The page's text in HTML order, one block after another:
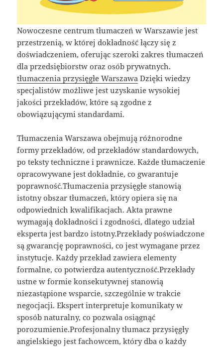
Nowoczesne centrum tłumaczeń w Warszawie jest
przestrzenią, w której dokładność łączy się z
doświadczeniem, oferując szeroki zakres tłumaczeń
dla przedsiębiorstw oraz osób prywatnych.
tłumaczenia przysięgłe Warszawa Dzięki wiedzy
specjalistów możliwe jest uzyskanie wysokiej
jakości przekładów, które są zgodne z
obowiązującymi standardami.
Tłumaczenia Warszawa obejmują różnorodne
formy przekładów, od przekładów standardowych,
po teksty techniczne i prawnicze. Każde tłumaczenie
opracowywane jest dokładnie, co gwarantuje
poprawność.Tłumaczenia przysięgłe stanowią
istotny obszar tłumaczeń, który opiera się na
odpowiednich kwalifikacjach. Akta prawne
wymagają dokładności i zgodności, dlatego udział
eksperta jest bardzo istotny.Przekłady poświadczone
są gwarancję poprawności, co jest wymagane przez
instytucje. Każdy przekład zawiera elementy
formalne, co potwierdza autentyczność.Przekłady
ustne w formie konsekutywnej stanowią
niezastąpione wsparcie, szczególnie w trakcie
negocjacji. Ekspert interpretuje komunikaty w
sposób naturalny, co pozwala osiągnąć
porozumienie.Profesjonalny tłumacz przysięgły
angielskiego jest fachowcem, który dba o każdy